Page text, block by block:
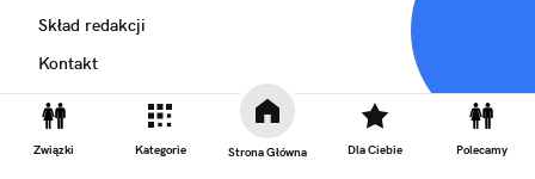
Związki Kategorie Strona Główna Dla Ciebie Polecamy
Skład redakcji
Kontakt
Rozrywka